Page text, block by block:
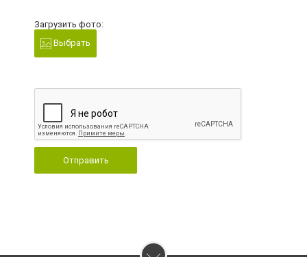
Загрузить фото:
Выбрать
Отправить